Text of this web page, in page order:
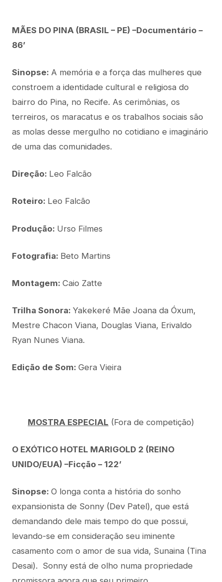
MÃES DO PINA (BRASIL – PE) –Documentário –
86’
Sinopse: A memória e a força das mulheres que
constroem a identidade cultural e religiosa do
bairro do Pina, no Recife. As cerimônias, os
terreiros, os maracatus e os trabalhos sociais são
as molas desse mergulho no cotidiano e imaginário
de uma das comunidades.
Direção: Leo Falcão
Roteiro: Leo Falcão
Produção: Urso Filmes
Fotografia: Beto Martins
Montagem: Caio Zatte
Trilha Sonora: Yakekeré Mãe Joana da Óxum,
Mestre Chacon Viana, Douglas Viana, Erivaldo
Ryan Nunes Viana.
Edição de Som: Gera Vieira
MOSTRA ESPECIAL (Fora de competição)
O EXÓTICO HOTEL MARIGOLD 2 (REINO
UNIDO/EUA) –Ficção – 122’
Sinopse: O longa conta a história do sonho
expansionista de Sonny (Dev Patel), que está
demandando dele mais tempo do que possui,
levando-se em consideração seu iminente
casamento com o amor de sua vida, Sunaina (Tina
Desai). Sonny está de olho numa propriedade